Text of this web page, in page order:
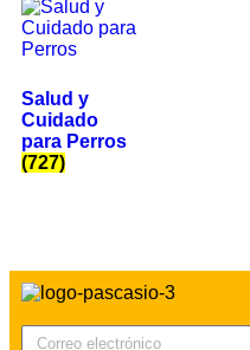
Salud y
Cuidado
para Perros
(727)